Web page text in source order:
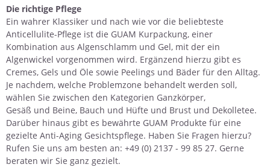
Die richtige Pflege
Ein wahrer Klassiker und nach wie vor die beliebteste
Anticellulite-Pflege ist die GUAM Kurpackung, einer
Kombination aus Algenschlamm und Gel, mit der ein
Algenwickel vorgenommen wird. Ergänzend hierzu gibt es
Cremes, Gels und Öle sowie Peelings und Bäder für den Alltag.
Je nachdem, welche Problemzone behandelt werden soll,
wählen Sie zwischen den Kategorien Ganzkörper,
Gesäß und Beine, Bauch und Hüfte und Brust und Dekolletee.
Darüber hinaus gibt es bewährte GUAM Produkte für eine
gezielte Anti-Aging Gesichtspflege. Haben Sie Fragen hierzu?
Rufen Sie uns am besten an: +49 (0) 2137 - 99 85 27. Gerne
beraten wir Sie ganz gezielt.